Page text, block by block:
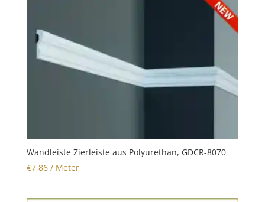
Wandleiste Zierleiste aus Polyurethan, GDCR-8070
€7,86/ Meter